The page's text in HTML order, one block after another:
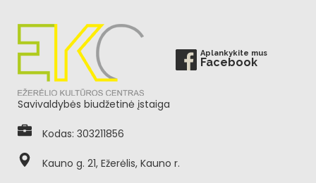
Aplankykite mus
Facebook
Savivaldybės biudžetinė įstaiga
Kodas: 303211856
Kauno g. 21, Ežerėlis, Kauno r.